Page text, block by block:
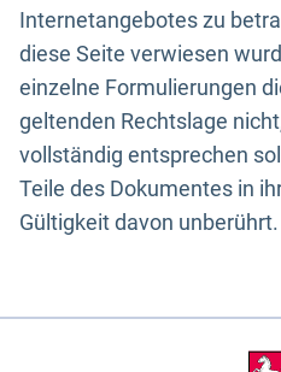
Internetangebotes zu
diese Seite verwiesen
einzelne Formulierungen
geltenden Rechtslage
vollständig entsprechen
Teile des Dokumentes in
Gültigkeit davon unberührt.